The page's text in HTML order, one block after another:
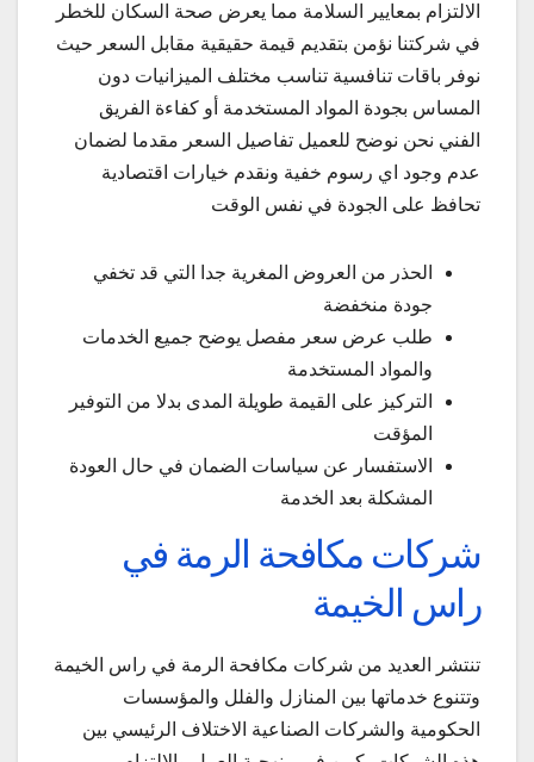
الالتزام بمعايير السلامة مما يعرض صحة السكان للخطر
في شركتنا نؤمن بتقديم قيمة حقيقية مقابل السعر حيث
نوفر باقات تنافسية تناسب مختلف الميزانيات دون
المساس بجودة المواد المستخدمة أو كفاءة الفريق
الفني نحن نوضح للعميل تفاصيل السعر مقدما لضمان
عدم وجود اي رسوم خفية ونقدم خيارات اقتصادية
تحافظ على الجودة في نفس الوقت
الحذر من العروض المغرية جدا التي قد تخفي
جودة منخفضة
طلب عرض سعر مفصل يوضح جميع الخدمات
والمواد المستخدمة
التركيز على القيمة طويلة المدى بدلا من التوفير
المؤقت
الاستفسار عن سياسات الضمان في حال العودة
المشكلة بعد الخدمة
شركات مكافحة الرمة في
راس الخيمة
تنتشر العديد من شركات مكافحة الرمة في راس الخيمة
وتتنوع خدماتها بين المنازل والفلل والمؤسسات
الحكومية والشركات الصناعية الاختلاف الرئيسي بين